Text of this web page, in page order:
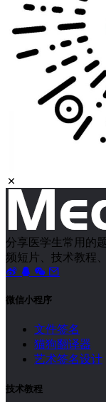
分享医学生常用的
频短片、技术教程
微信小程序
文件签名
猫狗翻译器
艺术签名设计
技术教程